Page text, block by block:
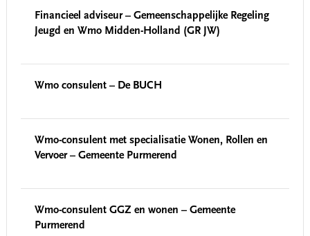
Financieel adviseur – Gemeenschappelijke Regeling
Jeugd en Wmo Midden-Holland (GR JW)
Wmo consulent – De BUCH
Wmo-consulent met specialisatie Wonen, Rollen en
Vervoer – Gemeente Purmerend
Wmo-consulent GGZ en wonen – Gemeente
Purmerend